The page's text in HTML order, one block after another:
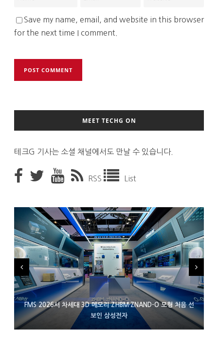
Save my name, email, and website in this browser
for the next time I comment.
MEET TECHG ON
테크G 기사는 소셜 채널에서도 만날 수 있습니다.
RSS List
FMS 2026서 차세대 3D 메모리 ZHBM·ZNAND-O 모형 처음 선
보인 삼성전자
에이수스 구글북 ‘CX9406’ 제품 이미지 유출
XBOX 25주년 맞아 무료 선물 나누는 마이크로소프트